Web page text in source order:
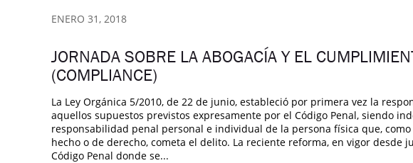
ENERO 31, 2018
JORNADA SOBRE LA ABOGACÍA Y EL
(COMPLIANCE)
La Ley Orgánica 5/2010, de 22 de junio, estableció por primera vez la
aquellos supuestos previstos expresamente por el Código Penal, siendo
responsabilidad penal personal e individual de la persona física que,
hecho o de derecho, cometa el delito. La reciente reforma, en vigor desde
Código Penal donde se...